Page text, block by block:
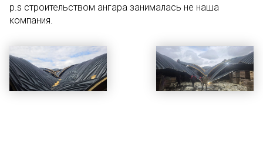
p.s строительством ангара занималась не наша
компания.